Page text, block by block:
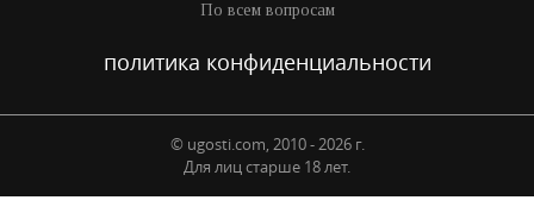
По всем вопросам
политика конфиденциальности
© ugosti.com, 2010 - 2026 г.
Для лиц старше 18 лет.